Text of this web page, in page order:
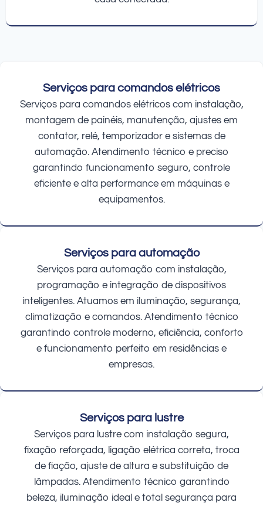
Serviços para comandos elétricos
Serviços para comandos elétricos com instalação,
montagem de painéis, manutenção, ajustes em
contator, relé, temporizador e sistemas de
automação. Atendimento técnico e preciso
garantindo funcionamento seguro, controle
eficiente e alta performance em máquinas e
equipamentos.
Serviços para automação
Serviços para automação com instalação,
programação e integração de dispositivos
inteligentes. Atuamos em iluminação, segurança,
climatização e comandos. Atendimento técnico
garantindo controle moderno, eficiência, conforto
e funcionamento perfeito em residências e
empresas.
Serviços para lustre
Serviços para lustre com instalação segura,
fixação reforçada, ligação elétrica correta, troca
de fiação, ajuste de altura e substituição de
lâmpadas. Atendimento técnico garantindo
beleza, iluminação ideal e total segurança para